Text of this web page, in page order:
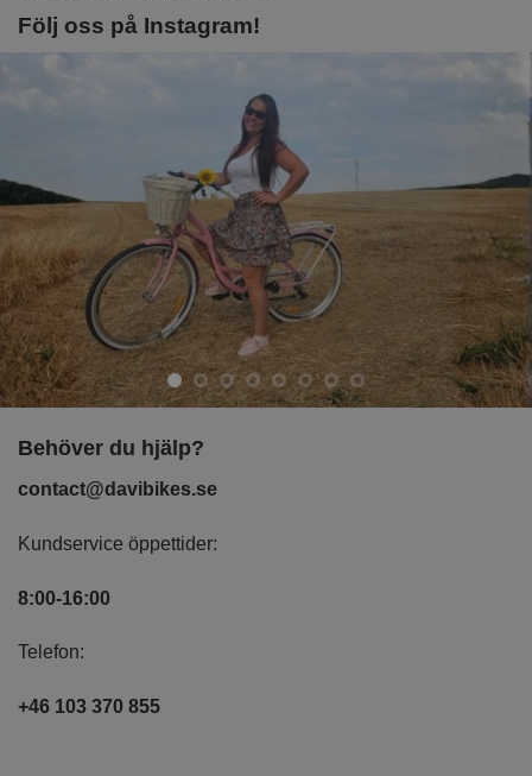
Följ oss på Instagram!
Behöver du hjälp?
contact@davibikes.se
Kundservice öppettider:
8:00-16:00
Telefon:
+46 103 370 855